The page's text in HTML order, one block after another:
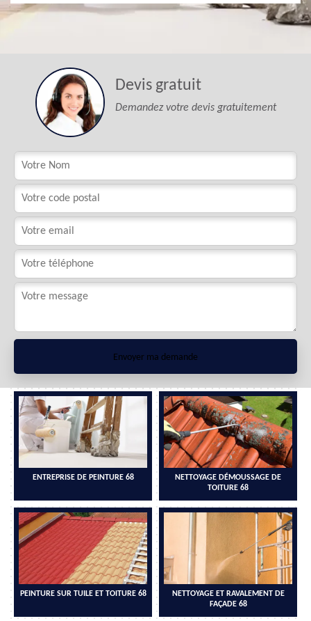
Devis gratuit
Demandez votre devis gratuitement
ENTREPRISE DE PEINTURE 68
NETTOYAGE DÉMOUSSAGE DE
TOITURE 68
PEINTURE SUR TUILE ET TOITURE 68
NETTOYAGE ET RAVALEMENT DE
FAÇADE 68